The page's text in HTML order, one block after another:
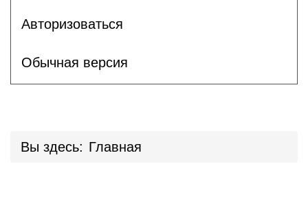
Авторизоваться
Обычная версия
Вы здесь: Главная